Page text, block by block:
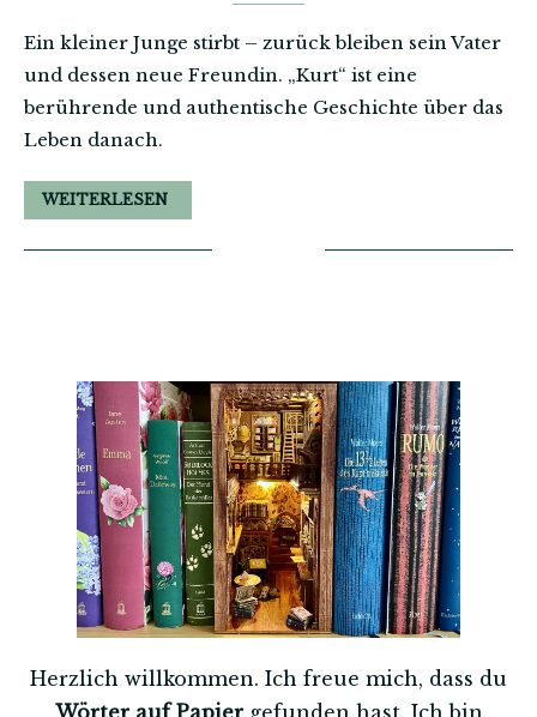
Ein kleiner Junge stirbt – zurück bleiben sein Vater
und dessen neue Freundin. „Kurt“ ist eine
berührende und authentische Geschichte über das
Leben danach.
WEITERLESEN
Herzlich willkommen. Ich freue mich, dass du
Wörter auf Papiergefunden hast. Ich bin